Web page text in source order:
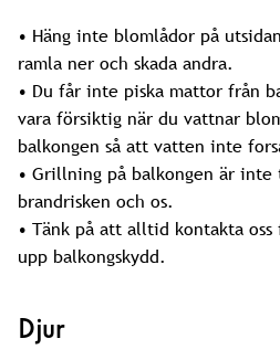
• Häng inte blomlådor på
ramla ner och skada andra.
• Du får inte piska mattor från
vara försiktig när du vattnar
balkongen så att vatten inte
• Grillning på balkongen är
brandrisken och os.
• Tänk på att alltid kontakta
upp balkongskydd.
Djur